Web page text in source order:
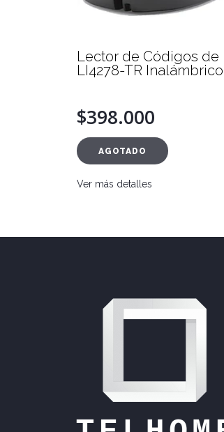
Lector de Códigos de
LI4278-TR
$398.000
AGOTADO
Ver más detalles